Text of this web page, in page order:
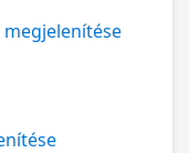
megjelenítése